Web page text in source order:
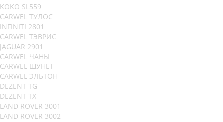
KOKO SL559
CARWEL ТУЛОС
INFINITI 2801
CARWEL ТЭВРИС
JAGUAR 2901
CARWEL ЧАНЫ
CARWEL ШУНЕТ
CARWEL ЭЛЬТОН
DEZENT TG
DEZENT TX
LAND ROVER 3001
LAND ROVER 3002